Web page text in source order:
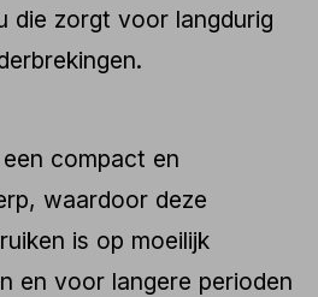
die zorgt voor langdurig
compact en
waardoor deze
is op moeilijk
en voor langere perioden